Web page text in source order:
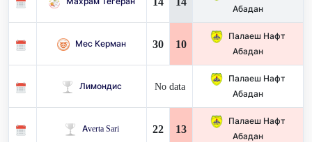
Абадан
Мес Керман 30 10
Палаеш Нафт
Абадан
Лимондис No data
Палаеш Нафт
Абадан
Averta Sari 22 13
Палаеш Нафт
Абадан